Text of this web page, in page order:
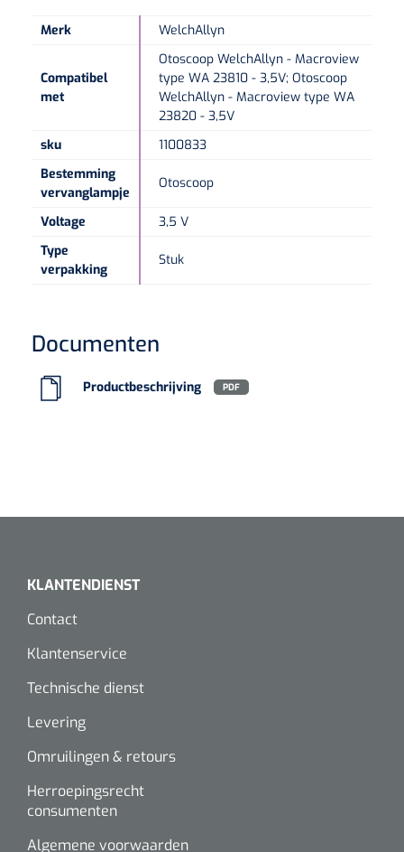
Merk WelchAllyn
Compatibel
met
Otoscoop WelchAllyn - Macroview
type WA 23810 - 3,5V; Otoscoop
WelchAllyn - Macroview type WA
23820 - 3,5V
sku
1100833
Bestemming
vervanglampje
Otoscoop
Voltage
3,5 V
Type
verpakking
Stuk
Documenten
Productbeschrijving PDF
KLANTENDIENST
Contact
Klantenservice
Technische dienst
Levering
Omruilingen & retours
Herroepingsrecht
consumenten
Algemene voorwaarden